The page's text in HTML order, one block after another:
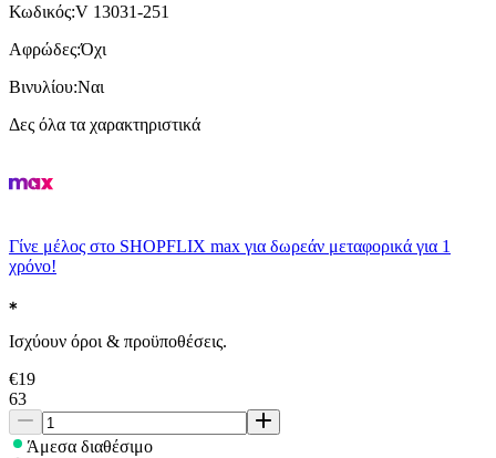
Κωδικός:V 13031-251
Αφρώδες:Όχι
Βινυλίου:Ναι
Δες όλα τα χαρακτηριστικά
Γίνε μέλος στο SHOPFLIX max για δωρεάν μεταφορικά για 1
χρόνο!
Ισχύουν όροι & προϋποθέσεις.
€19
63
Άμεσα διαθέσιμο